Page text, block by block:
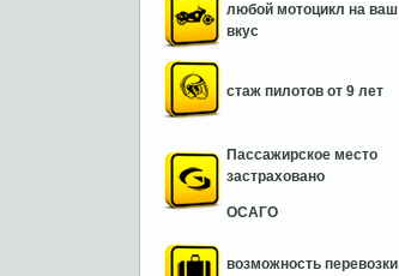
любой мотоцикл на ваш
вкус
стаж пилотов от 9 лет
Пассажирское место
застраховано
ОСАГО
возможность перевозки